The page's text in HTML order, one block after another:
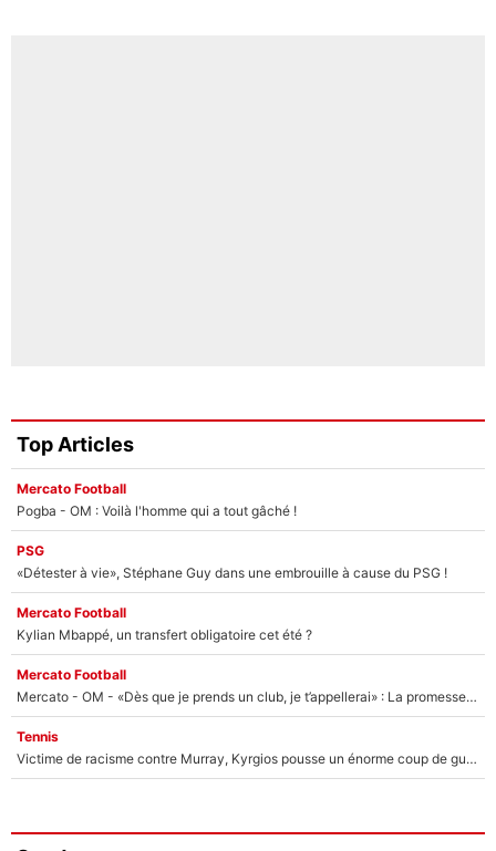
Top Articles
Mercato Football
Pogba - OM : Voilà l'homme qui a tout gâché !
PSG
«Détester à vie», Stéphane Guy dans une embrouille à cause du PSG !
Mercato Football
Kylian Mbappé, un transfert obligatoire cet été ?
Mercato Football
Mercato - OM - «Dès que je prends un club, je t’appellerai» : La promesse de Marcelino au moment de claquer la porte
Tennis
Victime de racisme contre Murray, Kyrgios pousse un énorme coup de gueule !